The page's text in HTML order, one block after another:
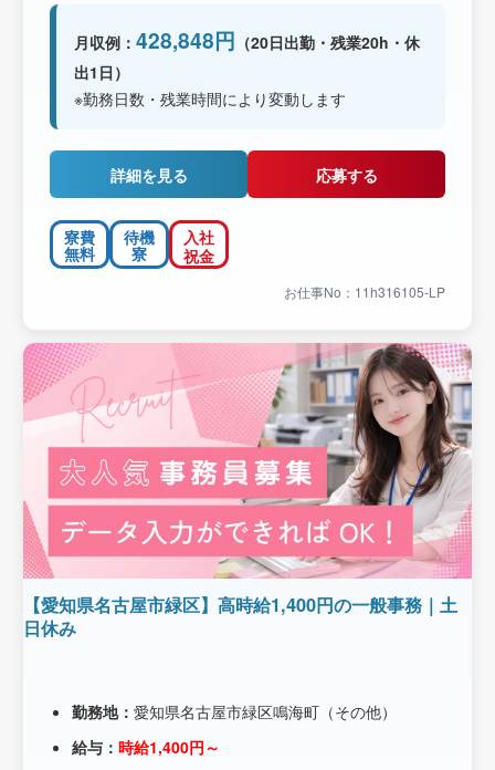
月収例： 428,848円 （20日出勤・残業20h・休
出1日）
※勤務日数・残業時間により変動します
詳細を見る 応募する
寮費
無料
待機
寮
入社
祝金
お仕事No：11h316105-LP
【愛知県名古屋市緑区】高時給1,400円の一般事務｜土
日休み
勤務地： 愛知県名古屋市緑区鳴海町（その他）
給与： 時給1,400円～